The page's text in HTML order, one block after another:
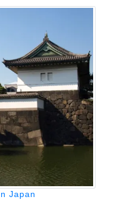
Japan